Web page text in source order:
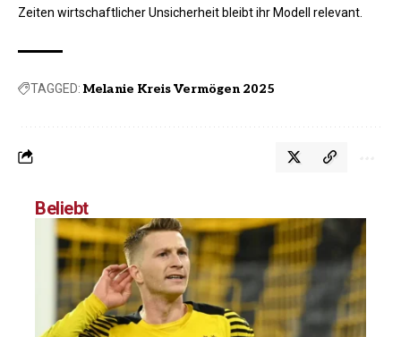
Zeiten wirtschaftlicher Unsicherheit bleibt ihr Modell relevant.
TAGGED: Melanie Kreis Vermögen 2025
Beliebt